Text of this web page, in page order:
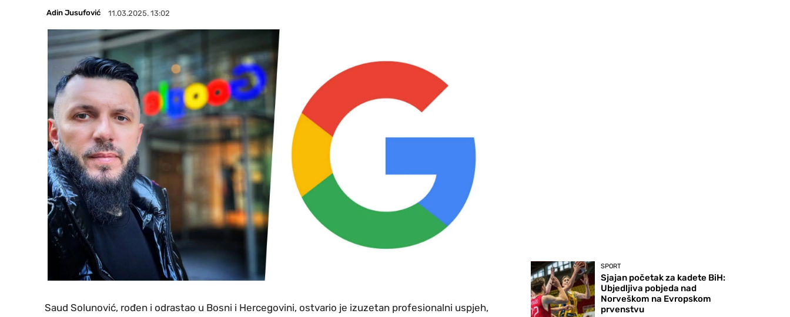
Adin Jusufović 11.03.2025. 13:02
Saud Solunović, rođen i odrastao u Bosni i Hercegovini, ostvario je izuzetan profesionalni uspjeh,
SPORT
Sjajan početak za kadete BiH:
Ubjedljiva pobjeda nad
Norveškom na Evropskom
prvenstvu